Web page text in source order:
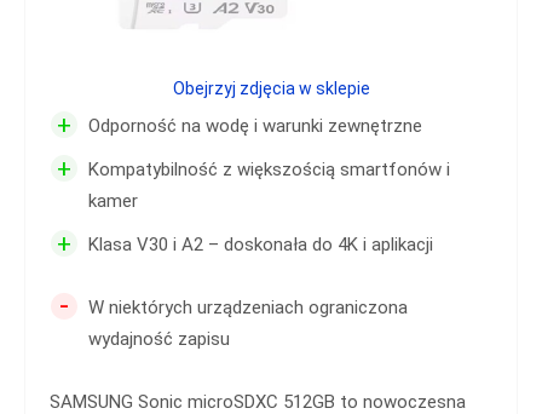
+ Odporność na wodę i warunki zewnętrzne
+
Kompatybilność z większością smartfonów i
kamer
+ Klasa V30 i A2 – doskonała do 4K i aplikacji
-
W niektórych urządzeniach ograniczona
wydajność zapisu
SAMSUNG Sonic microSDXC 512GB to nowoczesna
Obejrzyj zdjęcia w sklepie